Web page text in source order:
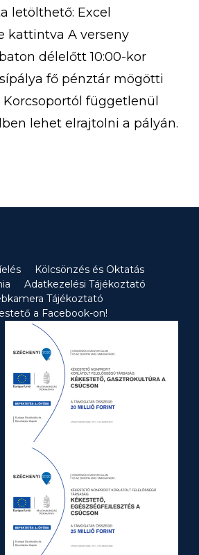
letölthető: Excel
kattintva A verseny
délelőtt 10:00-kor
fő pénztár mögötti
Korcsoportól függetlenül
lehet elrajtolni a pályán.
óráig tart.
13:00 órakor a HE-DO
A versenyre
Kölcsönzés és Oktatás
Adatkezelési Tájékoztató
Tájékoztató
a Facebook-on!